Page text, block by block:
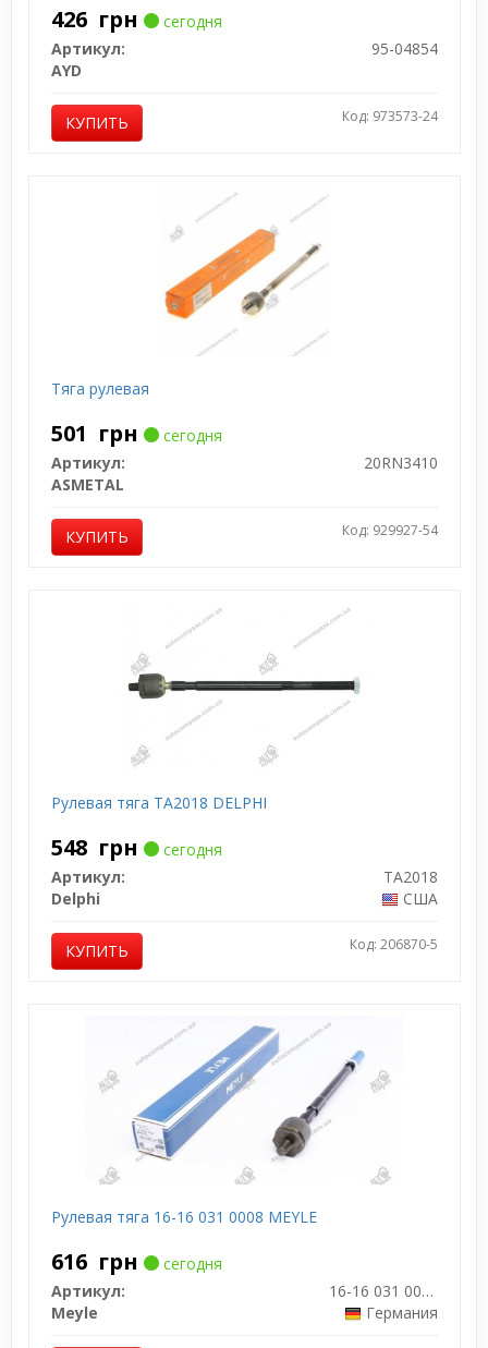
426 грн
сегодня
Артикул:
95-04854
AYD
КУПИТЬ Код: 973573-24
Тяга рулевая
501 грн
сегодня
Артикул:
20RN3410
ASMETAL
КУПИТЬ Код: 929927-54
Рулевая тяга TA2018 DELPHI
548 грн
сегодня
Артикул:
TA2018
Delphi
США
КУПИТЬ Код: 206870-5
Рулевая тяга 16-16 031 0008 MEYLE
616 грн
сегодня
Артикул:
16-16 031 0008
Meyle
Германия